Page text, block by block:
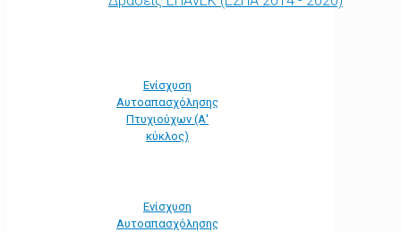
Ενίσχυση
Αυτοαπασχόλησης
Πτυχιούχων (Α'
κύκλος)
Ενίσχυση
Αυτοαπασχόλησης